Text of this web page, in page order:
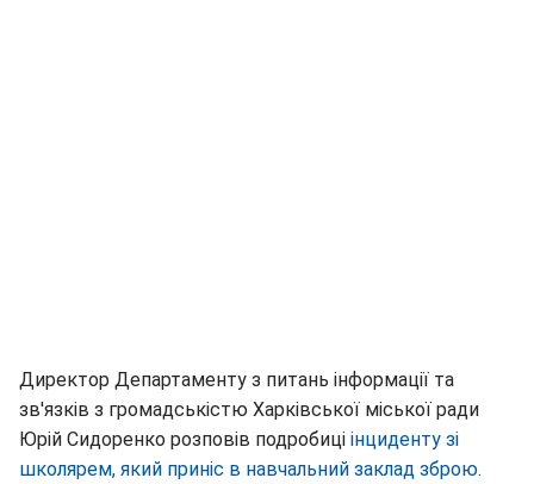
Директор Департаменту з питань інформації та
зв'язків з громадськістю Харківської міської ради
Юрій Сидоренко розповів подробиці інциденту зі
школярем, який приніс в навчальний заклад зброю.